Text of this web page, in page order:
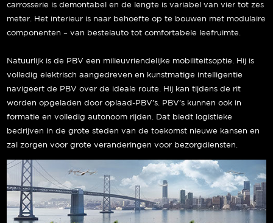
carrosserie is demontabel en de lengte is variabel van vier tot zes
meter. Het interieur is naar behoefte op te bouwen met modulaire
componenten – van bestelauto tot comfortabele leefruimte.
Natuurlijk is de PBV een milieuvriendelijke mobiliteitsoptie. Hij is
volledig elektrisch aangedreven en kunstmatige intelligentie
navigeert de PBV over de ideale route. Hij kan tijdens de rit
worden opgeladen door oplaad-PBV’s. PBV’s kunnen ook in
formatie en volledig autonoom rijden. Dat biedt logistieke
bedrijven in de grote steden van de toekomst nieuwe kansen en
zal zorgen voor grote veranderingen voor bezorgdiensten.